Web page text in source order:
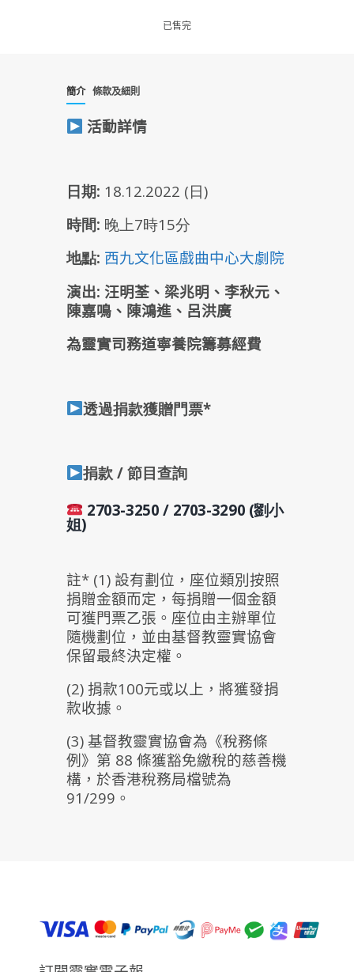
已售完
簡介 條款及細則
活動詳情
日期: 18.12.2022 (日)
時間: 晚上7時15分
地點: 西九文化區戲曲中心大劇院
演出: 汪明荃、梁兆明、李秋元、
陳嘉鳴、陳鴻進、呂洪廣
為靈實司務道寧養院籌募經費
透過捐款獲贈門票*
捐款 / 節目查詢
2703-3250 / 2703-3290 (劉小
姐)
註* (1) 設有劃位，座位類別按照
捐贈金額而定，每捐贈一個金額
可獲門票乙張。座位由主辦單位
隨機劃位，並由基督教靈實協會
保留最終決定權。
(2) 捐款100元或以上，將獲發捐
款收據。
(3) 基督教靈實協會為《稅務條
例》第 88 條獲豁免繳稅的慈善機
構，於香港稅務局檔號為
91/299。